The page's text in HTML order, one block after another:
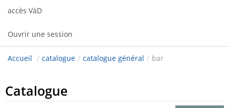
accès VàD
Ouvrir une session
Accueil / catalogue / catalogue général / bar
Catalogue